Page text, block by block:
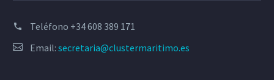
Teléfono +34 608 389 171
Email: secretaria@clustermaritimo.es